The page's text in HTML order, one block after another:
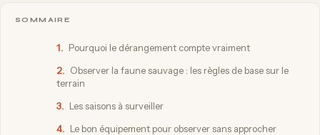
SOMMAIRE
1. Pourquoi le dérangement compte vraiment
2. Observer la faune sauvage : les règles de base sur le
terrain
3. Les saisons à surveiller
4. Le bon équipement pour observer sans approcher